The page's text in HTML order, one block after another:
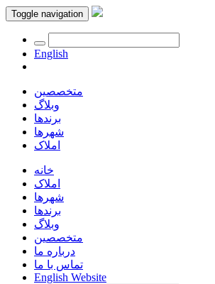
Toggle navigation
English
متخصصین
وبلاگ
برندها
شهرها
املاک
خانه
املاک
شهرها
برندها
وبلاگ
متخصصین
درباره ما
تماس با ما
English Website